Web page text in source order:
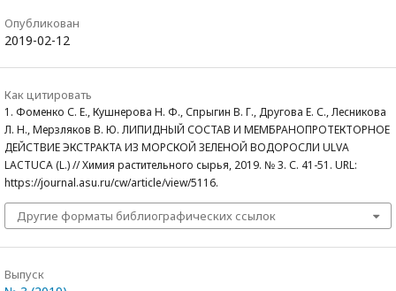
Опубликован
2019-02-12
Как цитировать
1. Фоменко С. Е., Кушнерова Н. Ф., Спрыгин В. Г., Другова Е. С., Лесникова
Л. Н., Мерзляков В. Ю. ЛИПИДНЫЙ СОСТАВ И МЕМБРАНОПРОТЕКТОРНОЕ
ДЕЙСТВИЕ ЭКСТРАКТА ИЗ МОРСКОЙ ЗЕЛЕНОЙ ВОДОРОСЛИ ULVA
LACTUCA (L.) // Химия растительного сырья, 2019. № 3. С. 41-51. URL:
https://journal.asu.ru/cw/article/view/5116.
Другие форматы библиографических ссылок
Выпуск